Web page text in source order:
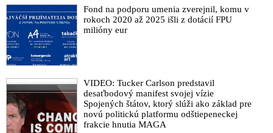
Profesionálny kajúcnik Peter Petrov alias Tiger sa chváli, že
všetky výpovede zmanipuloval a zariadil. Súčasný režim s
pomocou podozrivých policajtov ho chráni
Peter Pčolinský reaguje na spolupáchateľov marenia
nie je také neviniatko, ako sa tvári a Kovařík šíri nezmysly
Vyšetrovateľka Santusová išla po krku mafiánskej sieti, ktorá
cez krivé výpovede kriminálnikov obviňovala nepohodlných
ľudí … A teraz ide mafia po nej!
Fond na podporu umenia zverejnil, komu v
rokoch 2020 až 2025 išli z dotácií FPU
milióny eur
VIDEO: Tucker Carlson predstavil
desaťbodový manifest svojej vízie
Spojených štátov, ktorý slúži ako základ pre
novú politickú platformu odštiepeneckej
frakcie hnutia MAGA